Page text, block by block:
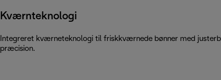
Kværnteknologi
Integreret kværneteknologi til friskkværnede bønner med
præcision.